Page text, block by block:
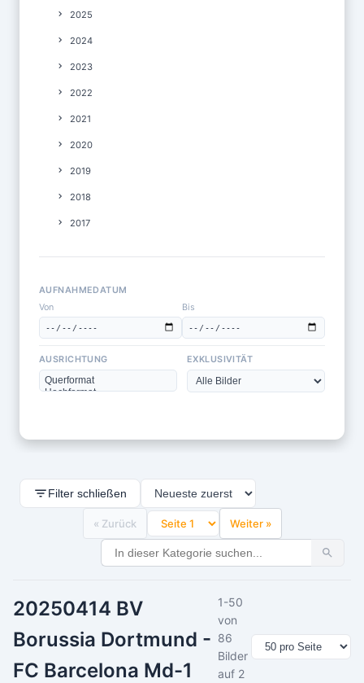
2025
2024
2023
2022
2021
2020
2019
2018
2017
AUFNAHMEDATUM
Von
Bis
AUSRICHTUNG EXKLUSIVITÄT
Filter schließen
« Zurück Weiter »
20250414 BV
Borussia Dortmund -
FC Barcelona Md-1
1-50
von
86
Bilder
auf 2